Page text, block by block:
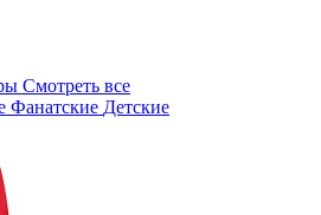
Смотреть все
Фанатские Детские